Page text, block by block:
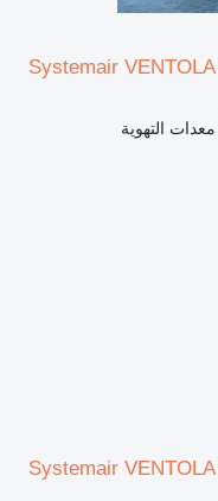
Systemair
التهوية
Systemair